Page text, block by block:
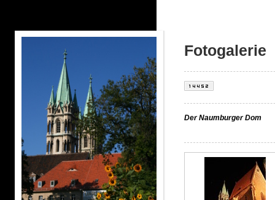
Fotogalerie
Der Naumburger Dom